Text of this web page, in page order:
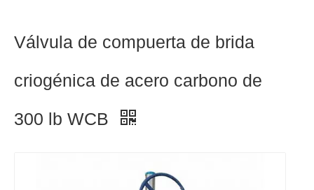
Válvula de compuerta de brida
criogénica de acero carbono de
300 lb WCB